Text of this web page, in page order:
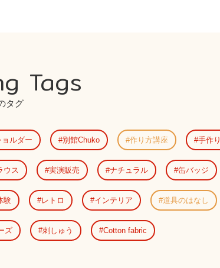
Tags
タグ
ョルダー 別館Chuko 作り方講座 手作り
ウス 実演販売 ナチュラル 缶バッジ
験 レトロ インテリア 道具のはなし
ズ 刺しゅう Cotton fabric